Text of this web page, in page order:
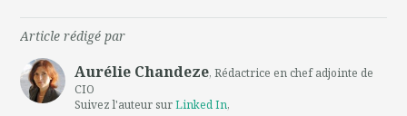
Article rédigé par
Aurélie Chandeze, Rédactrice en chef adjointe de
CIO
Suivez l'auteur surLinked In,